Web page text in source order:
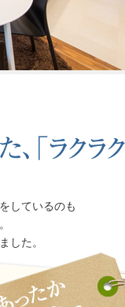
しているのも
した。